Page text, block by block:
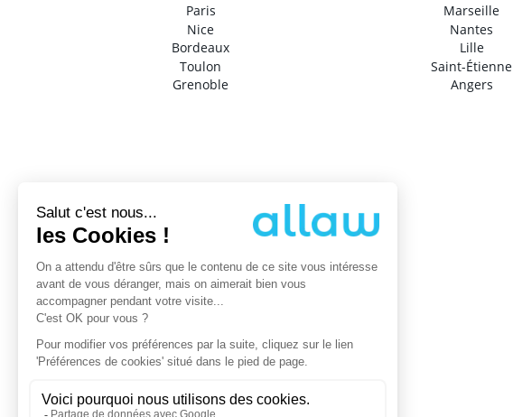
Paris Marseille
Nice
Nantes
Bordeaux
Lille
Toulon
Saint-Étienne
Grenoble
Angers